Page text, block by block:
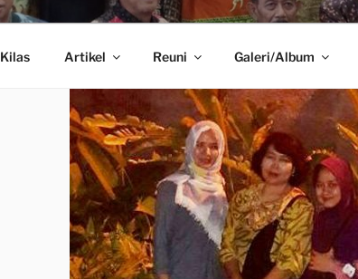
Kilas Artikel Reuni Galeri/Album